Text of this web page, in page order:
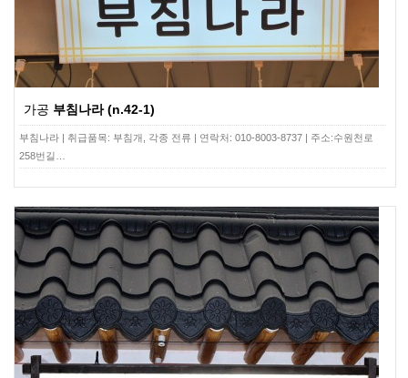
가공 부침나라 (n.42-1)
부침나라 | 취급품목: 부침개, 각종 전류 | 연락처: 010-8003-8737 | 주소:수원천로
258번길…